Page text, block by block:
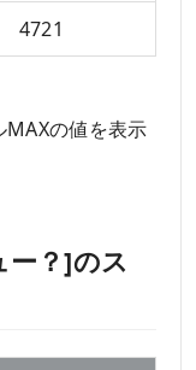
4721
の値を表示
？]のス